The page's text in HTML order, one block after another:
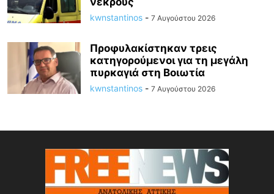
kwnstantinos - 7 Αυγούστου 2026
Προφυλακίστηκαν τρεις
κατηγορούμενοι για τη μεγάλη
πυρκαγιά στη Βοιωτία
kwnstantinos - 7 Αυγούστου 2026